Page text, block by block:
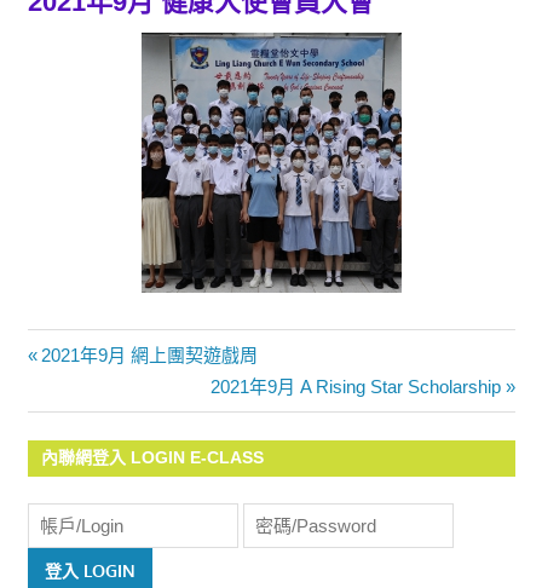
章
導
覽
Previous
2021年9月 網上團契遊戲周
Next
Post:
2021年9月 A Rising Star Scholarship
內聯網登入 LOGIN E-CLASS